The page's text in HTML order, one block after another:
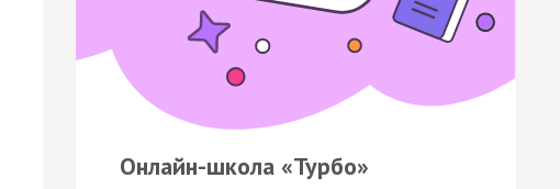
Онлайн-школа «Турбо»